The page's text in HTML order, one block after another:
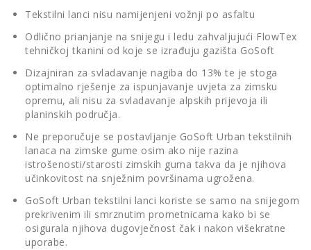
Tekstilni lanci nisu namijenjeni vožnji po asfaltu
Odlično prianjanje na snijegu i ledu zahvaljujući FlowTex
tehničkoj tkanini od koje se izrađuju gazišta GoSoft
Dizajniran za svladavanje nagiba do 13% te je stoga
optimalno rješenje za ispunjavanje uvjeta za zimsku
opremu, ali nisu za svladavanje alpskih prijevoja ili
planinskih područja.
Ne preporučuje se postavljanje GoSoft Urban tekstilnih
lanaca na zimske gume osim ako nije razina
istrošenosti/starosti zimskih guma takva da je njihova
učinkovitost na snježnim površinama ugrožena.
GoSoft Urban tekstilni lanci koriste se samo na snijegom
prekrivenim ili smrznutim prometnicama kako bi se
osigurala njihova dugovječnost čak i nakon višekratne
uporabe.